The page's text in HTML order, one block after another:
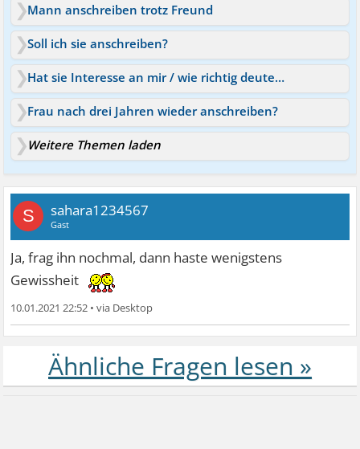
Mann anschreiben trotz Freund
Soll ich sie anschreiben?
Hat sie Interesse an mir / wie richtig deuten?
Frau nach drei Jahren wieder anschreiben?
Weitere Themen laden
S sahara1234567
Gast
Ja, frag ihn nochmal, dann haste wenigstens
Gewissheit
10.01.2021 22:52 •